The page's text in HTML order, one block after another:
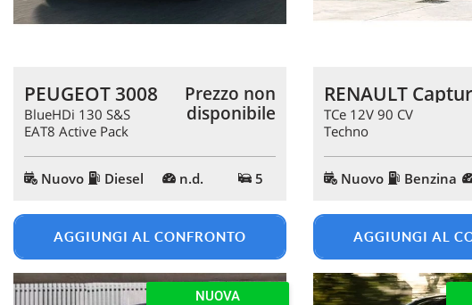
PEUGEOT 3008
BlueHDi 130 S&S
EAT8 Active Pack
Prezzo non
disponibile
Nuovo Diesel n.d. 5
AGGIUNGI AL CONFRONTO
RENAULT Captur
TCe 12V 90 CV
Techno
Nuovo Benzina
AGGIUNGI AL
NUOVA